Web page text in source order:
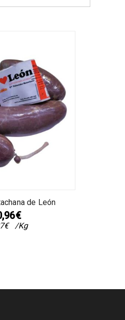
de León
€
€ /Kg